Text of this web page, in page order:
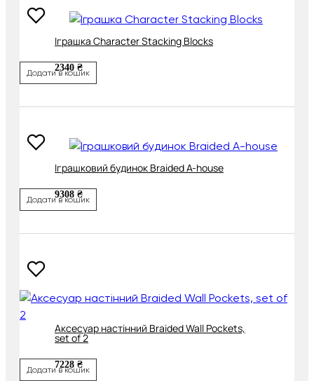
Іграшка Character Stacking Blocks
2340 ₴
Додати в кошик
Іграшковий будинок Braided A-house
9308 ₴
Додати в кошик
Аксесуар настінний Braided Wall Pockets,
set of 2
7228 ₴
Додати в кошик